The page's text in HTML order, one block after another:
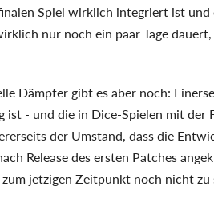
Spiel wirklich integriert ist
nur noch ein paar Tage
Dämpfer gibt es aber noch:
ist - und die in Dice-Spielen mit der
der Umstand, dass die
Release des ersten Patches
jetzigen Zeitpunkt noch nicht zu